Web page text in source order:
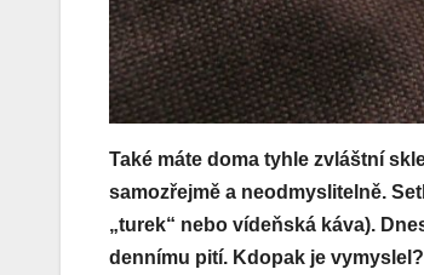
Také máte doma tyhle zvláštní
samozřejmě a neodmyslitelně.
„turek“ nebo vídeňská káva).
dennímu pití. Kdopak je vymyslel?